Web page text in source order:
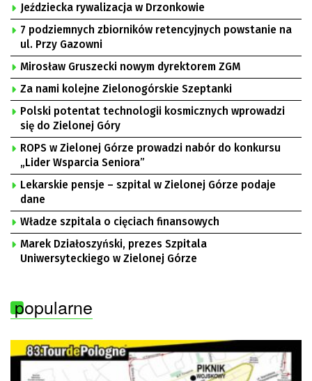
Jeździecka rywalizacja w Drzonkowie
7 podziemnych zbiorników retencyjnych powstanie na
ul. Przy Gazowni
Mirosław Gruszecki nowym dyrektorem ZGM
Za nami kolejne Zielonogórskie Szeptanki
Polski potentat technologii kosmicznych wprowadzi
się do Zielonej Góry
ROPS w Zielonej Górze prowadzi nabór do konkursu
„Lider Wsparcia Seniora”
Lekarskie pensje – szpital w Zielonej Górze podaje
dane
Władze szpitala o cięciach finansowych
Marek Działoszyński, prezes Szpitala
Uniwersyteckiego w Zielonej Górze
popularne